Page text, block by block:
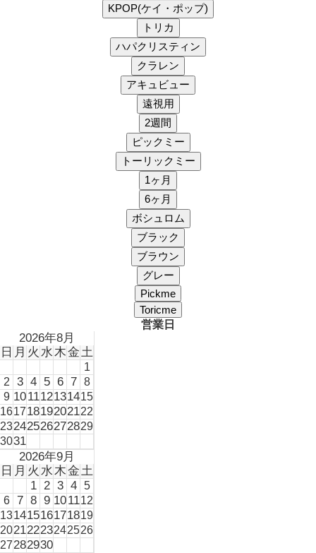
営業日
2026年8月
日 月 火 水木金土
1
2
3 4 5 6 7
8
9 101112131415
16171819202122
23242526272829
3031
2026年9月
日 月 火 水木金土
1 2 3 4
5
6
7 8 9 101112
13141516171819
20212223242526
27282930